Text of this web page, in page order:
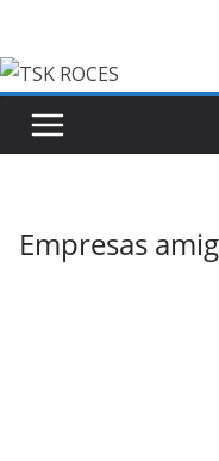
contenido
Empresas